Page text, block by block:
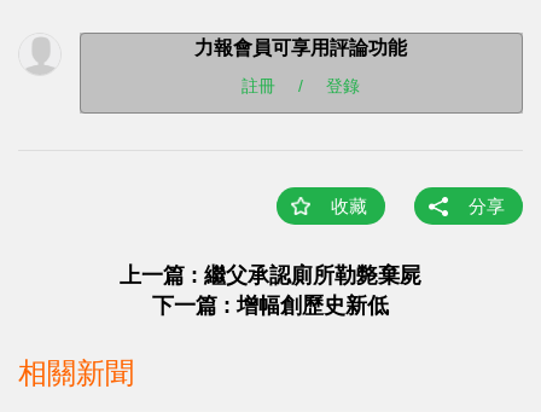
力報會員可享用評論功能
註冊 / 登錄
收藏 分享
上一篇 : 繼父承認廁所勒斃棄屍
下一篇 : 增幅創歷史新低
相關新聞